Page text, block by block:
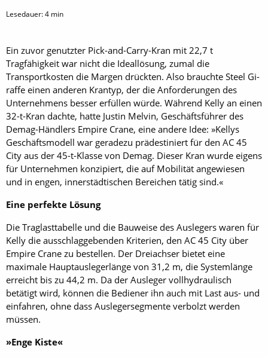
Lesedauer:4 min
Ein zuvor genutzter Pick-and-Carry-Kran mit 22,7 t
Tragfähigkeit war nicht die Ideallösung, zumal die
Transportkosten die Margen drückten. Also brauchte Steel Gi­
raffe einen anderen Krantyp, der die Anforderungen des
Unternehmens besser erfüllen würde. Während Kelly an einen
32-t-Kran dachte, hatte Justin Melvin, Geschäftsführer des
Demag-Händlers Empire Crane, eine andere Idee: »Kellys
Geschäftsmodell war geradezu prädestiniert für den AC 45
City aus der 45-t-Klasse von Demag. Dieser Kran wurde eigens
für Unternehmen konzipiert, die auf Mobilität angewiesen
und in engen, innerstädtischen Bereichen tätig sind.«
Eine perfekte Lösung
Die Traglasttabelle und die Bauweise des Auslegers waren für
Kelly die ausschlaggebenden Kriterien, den AC 45 City über
Empire Crane zu bestellen. Der Dreiachser bietet eine
maximale Hauptauslegerlänge von 31,2 m, die Systemlänge
erreicht bis zu 44,2 m. Da der Ausleger vollhydraulisch
betätigt wird, können die Bediener ihn auch mit Last aus- und
einfahren, ohne dass Auslegersegmente verbolzt werden
müssen.
»Enge Kiste«